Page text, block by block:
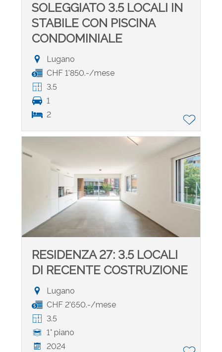
SOLEGGIATO 3.5 LOCALI IN
STABILE CON PISCINA
CONDOMINIALE
Lugano
CHF 1'850.-/mese
3.5
1
2
RESIDENZA 27: 3.5 LOCALI
DI RECENTE COSTRUZIONE
Lugano
CHF 2'650.-/mese
3.5
1° piano
2024